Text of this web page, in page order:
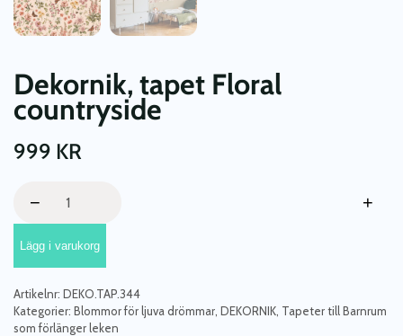
Dekornik, tapet Floral
countryside
999 KR
tapet
Floral
countryside
mängd
− +
Lägg i varukorg
Artikelnr: DEKO.TAP.344
Kategorier: Blommor för ljuva drömmar DEKORNIK Tapeter till Barnrum
som förlänger leken